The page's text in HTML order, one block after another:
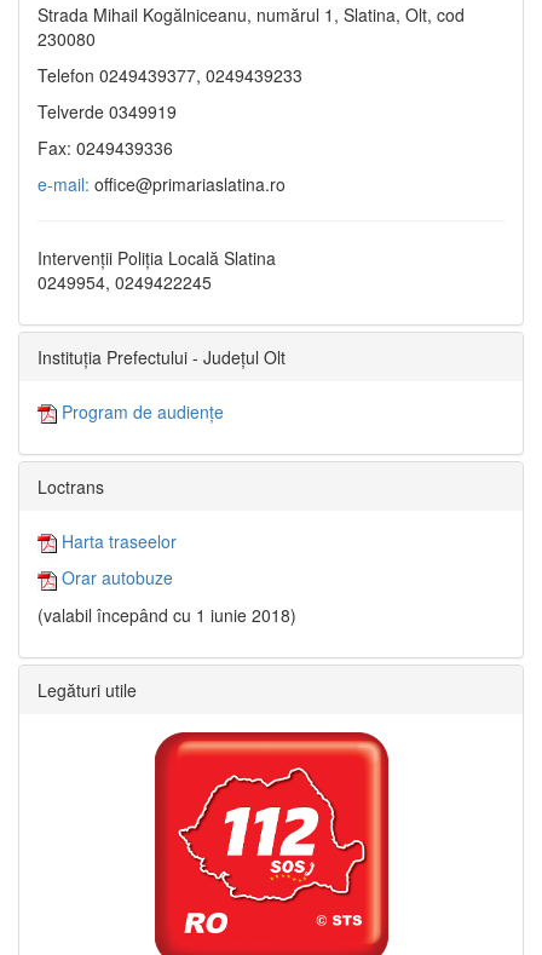
Strada Mihail Kogălniceanu, numărul 1, Slatina, Olt, cod
230080
Telefon 0249439377, 0249439233
Telverde 0349919
Fax: 0249439336
e-mail: office@primariaslatina.ro
Intervenții Poliția Locală Slatina
0249954, 0249422245
Instituția Prefectului - Județul Olt
Program de audiențe
Loctrans
Harta traseelor
Orar autobuze
(valabil începând cu 1 iunie 2018)
Legături utile